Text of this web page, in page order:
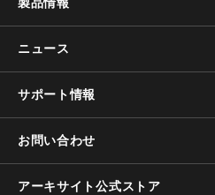
ニュース
サポート情報
お問い合わせ
アーキサイト公式ストア